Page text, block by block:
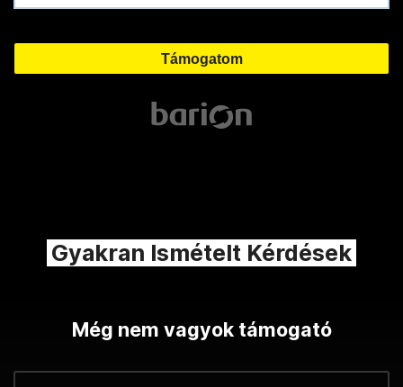
Gyakran Ismételt Kérdések
Még nem vagyok támogató